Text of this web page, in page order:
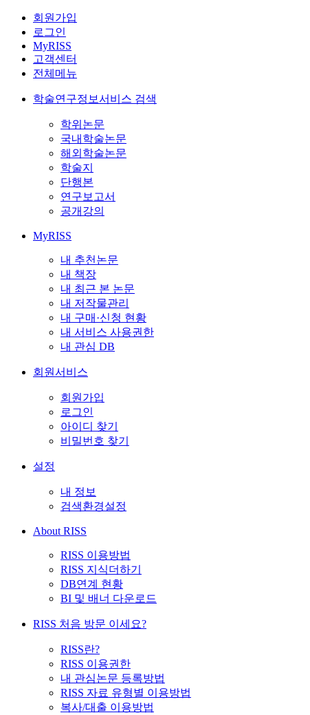
회원가입
로그인
MyRISS
고객센터
전체메뉴
학술연구정보서비스 검색
학위논문
국내학술논문
해외학술논문
학술지
단행본
연구보고서
공개강의
MyRISS
내 추천논문
내 책장
내 최근 본 논문
내 저작물관리
내 구매·신청 현황
내 서비스 사용권한
내 관심 DB
회원서비스
회원가입
로그인
아이디 찾기
비밀번호 찾기
설정
내 정보
검색환경설정
About RISS
RISS 이용방법
RISS 지식더하기
DB연계 현황
BI 및 배너 다운로드
RISS 처음 방문 이세요?
RISS란?
RISS 이용권한
내 관심논문 등록방법
RISS 자료 유형별 이용방법
복사/대출 이용방법